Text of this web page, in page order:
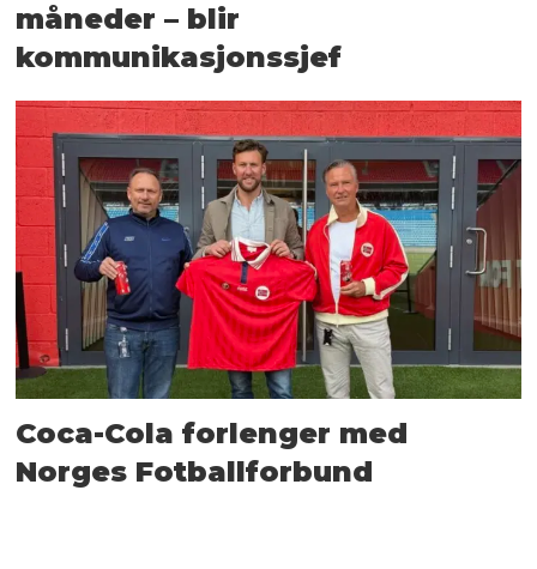
måneder – blir
kommunikasjonssjef
Coca-Cola forlenger med
Norges Fotballforbund